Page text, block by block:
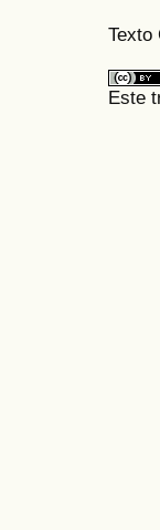
Texto
Este